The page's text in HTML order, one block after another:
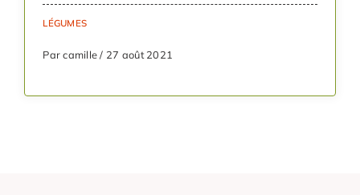
LÉGUMES
Par camille / 27 août 2021